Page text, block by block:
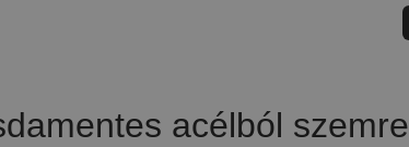
acélból szemre